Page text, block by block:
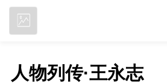
人物列传·王永志